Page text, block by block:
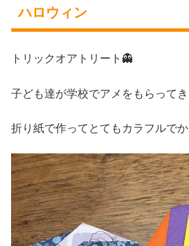
ハロウィン
トリックオアトリート👻
子ども達が学校でアメをもらってき
折り紙で作ってとてもカラフルで